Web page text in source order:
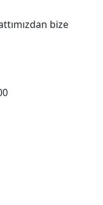
bize